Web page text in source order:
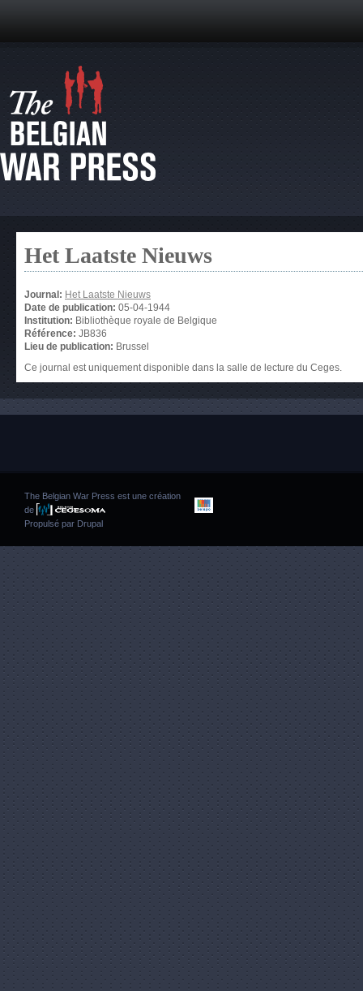
Het Laatste Nieuws
Journal: Het Laatste Nieuws
Date de publication: 05-04-1944
Institution: Bibliothèque royale de Belgique
Référence: JB836
Lieu de publication: Brussel
Ce journal est uniquement disponible dans la salle de lecture du Ceges.
The Belgian War Press est une création
de
Propulsé par Drupal